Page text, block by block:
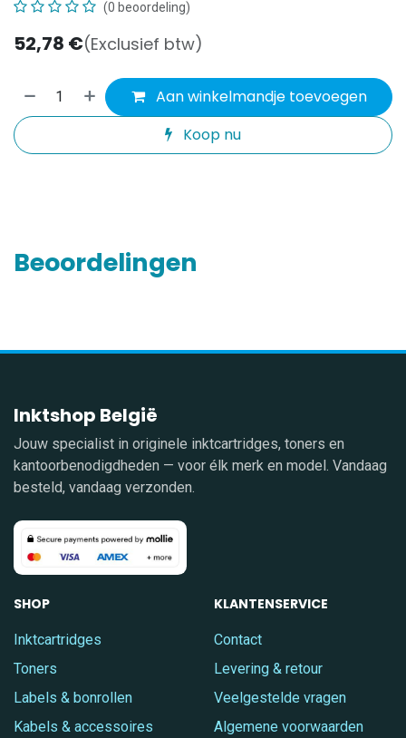
(0 beoordeling)
52,78 €(Exclusief btw)
Aan winkelmandje toevoegen
Koop nu
Beoordelingen
Inktshop België
Jouw specialist in originele inktcartridges, toners en
kantoorbenodigdheden — voor élk merk en model. Vandaag
besteld, vandaag verzonden.
SHOP
Inktcartridges
Toners
Labels & bonrollen
Kabels & accessoires
KLANTENSERVICE
Contact
Levering & retour
Veelgestelde vragen
Algemene voorwaarden